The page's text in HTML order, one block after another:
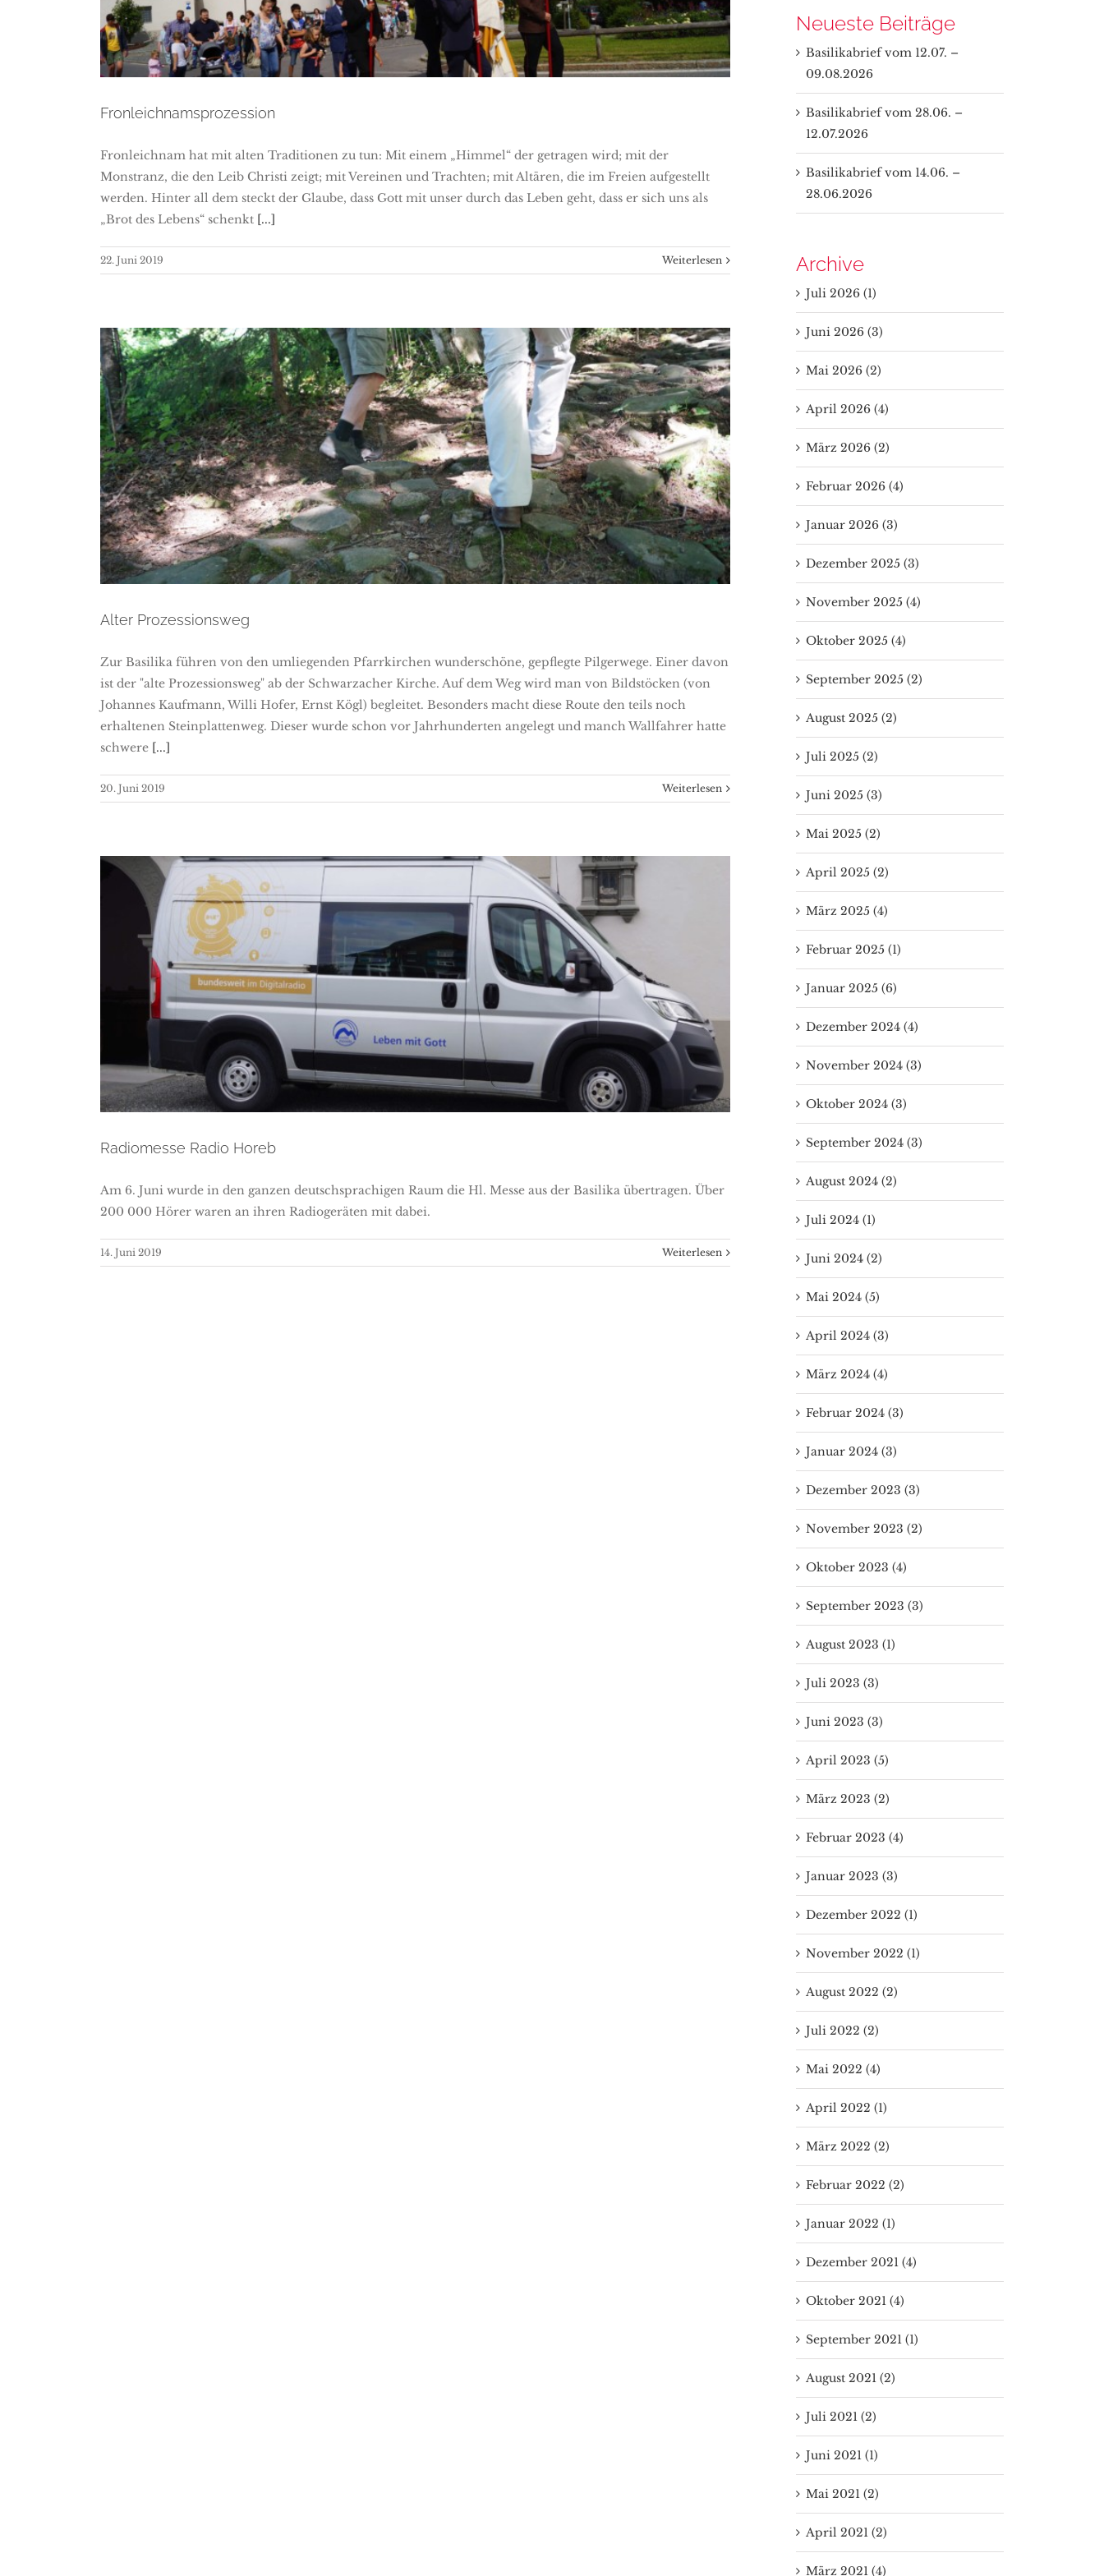
Fronleichnamsprozession
Fronleichnam hat mit alten Traditionen zu tun: Mit einem „Himmel“ der getragen wird; mit der
Monstranz, die den Leib Christi zeigt; mit Vereinen und Trachten; mit Altären, die im Freien aufgestellt
werden. Hinter all dem steckt der Glaube, dass Gott mit unser durch das Leben geht, dass er sich uns als
„Brot des Lebens“ schenkt [...]
22. Juni 2019 Weiterlesen
Alter Prozessionsweg
Alter Prozessionsweg
Zur Basilika führen von den umliegenden Pfarrkirchen wunderschöne, gepflegte Pilgerwege. Einer davon
ist der "alte Prozessionsweg" ab der Schwarzacher Kirche. Auf dem Weg wird man von Bildstöcken (von
Johannes Kaufmann, Willi Hofer, Ernst Kögl) begleitet. Besonders macht diese Route den teils noch
erhaltenen Steinplattenweg. Dieser wurde schon vor Jahrhunderten angelegt und manch Wallfahrer hatte
schwere [...]
20. Juni 2019 Weiterlesen
Radiomesse Radio Horeb
Radiomesse Radio Horeb
Am 6. Juni wurde in den ganzen deutschsprachigen Raum die Hl. Messe aus der Basilika übertragen. Über
200 000 Hörer waren an ihren Radiogeräten mit dabei.
14. Juni 2019 Weiterlesen
Neueste Beiträge
Basilikabrief vom 12.07. –
09.08.2026
Basilikabrief vom 28.06. –
12.07.2026
Basilikabrief vom 14.06. –
28.06.2026
Archive
Juli 2026 (1)
Juni 2026 (3)
Mai 2026 (2)
April 2026 (4)
März 2026 (2)
Februar 2026 (4)
Januar 2026 (3)
Dezember 2025 (3)
November 2025 (4)
Oktober 2025 (4)
September 2025 (2)
August 2025 (2)
Juli 2025 (2)
Juni 2025 (3)
Mai 2025 (2)
April 2025 (2)
März 2025 (4)
Februar 2025 (1)
Januar 2025 (6)
Dezember 2024 (4)
November 2024 (3)
Oktober 2024 (3)
September 2024 (3)
August 2024 (2)
Juli 2024 (1)
Juni 2024 (2)
Mai 2024 (5)
April 2024 (3)
März 2024 (4)
Februar 2024 (3)
Januar 2024 (3)
Dezember 2023 (3)
November 2023 (2)
Oktober 2023 (4)
September 2023 (3)
August 2023 (1)
Juli 2023 (3)
Juni 2023 (3)
April 2023 (5)
März 2023 (2)
Februar 2023 (4)
Januar 2023 (3)
Dezember 2022 (1)
November 2022 (1)
August 2022 (2)
Juli 2022 (2)
Mai 2022 (4)
April 2022 (1)
März 2022 (2)
Februar 2022 (2)
Januar 2022 (1)
Dezember 2021 (4)
Oktober 2021 (4)
September 2021 (1)
August 2021 (2)
Juli 2021 (2)
Juni 2021 (1)
Mai 2021 (2)
April 2021 (2)
März 2021 (4)